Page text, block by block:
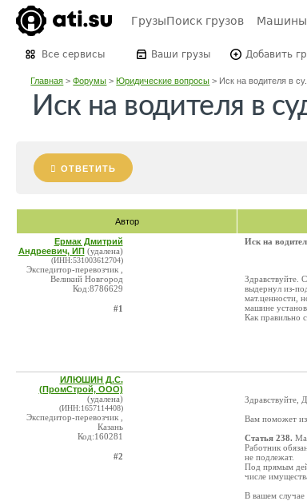
ГрузыПоиск грузов Машины
Все сервисы Ваши грузы Добавить
Главная >Форумы >Юридические вопросы > Иск на водителя в су...
Иск на водителя в
ОТВЕТИТЬ
Автор
Ермак Дмитрий
Андреевич, ИП (удалена)
(ИНН:531003612704)
Экспедитор-перевозчик ,
Великий Новгород
Код:8786629
#1
Иск на
Здравствуйте.
выдернул из-
мат.ценности,
машине
Как правильно
ИЛЮШИН Д.С.
(ПромСтрой, ООО)
(удалена)
(ИНН:1657114408)
Экспедитор-перевозчик ,
Казань
Код:160281
#2
Здравствуйте,
Вам поможет
Статья 238.
Работник
не подлежат.
Под прямым
числе
В вашем случае